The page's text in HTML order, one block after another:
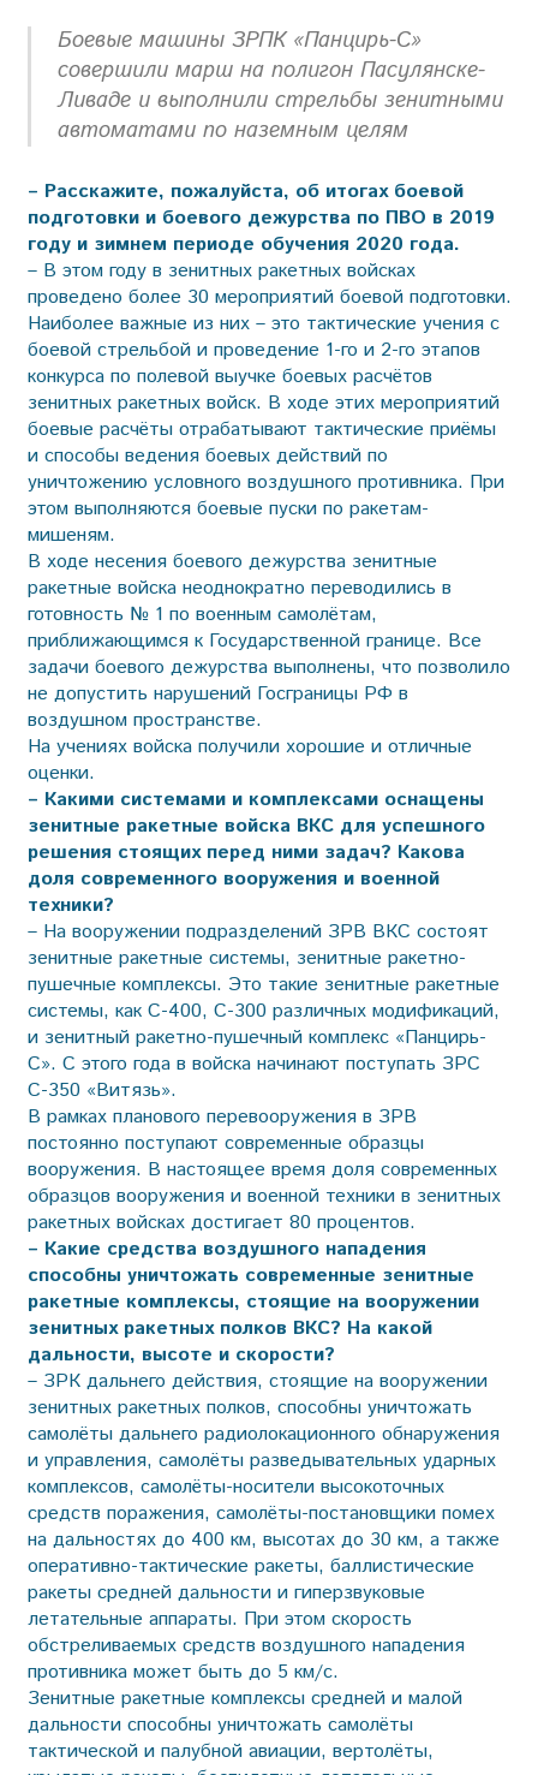
Боевые машины ЗРПК «Панцирь-С»
совершили марш на полигон Пасулянске-
Ливаде и выполнили стрельбы зенитными
автоматами по наземным целям
– Расскажите, пожалуйста, об итогах боевой
подготовки и боевого дежурства по ПВО в 2019
году и зимнем периоде обучения 2020 года.
– В этом году в зенитных ракетных войсках
проведено более 30 мероприятий боевой подготовки.
Наиболее важные из них – это тактические учения с
боевой стрельбой и проведение 1-го и 2-го этапов
конкурса по полевой выучке боевых расчётов
зенитных ракетных войск. В ходе этих мероприятий
боевые расчёты отрабатывают тактические приёмы
и способы ведения боевых действий по
уничтожению условного воздушного противника. При
этом выполняются боевые пуски по ракетам-
мишеням.
В ходе несения боевого дежурства зенитные
ракетные войска неоднократно переводились в
готовность № 1 по военным самолётам,
приближающимся к Государственной границе. Все
задачи боевого дежурства выполнены, что позволило
не допустить нарушений Госграницы РФ в
воздушном пространстве.
На учениях войска получили хорошие и отличные
оценки.
– Какими системами и комплексами оснащены
зенитные ракетные войска ВКС для успешного
решения стоящих перед ними задач? Какова
доля современного вооружения и военной
техники?
– На вооружении подразделений ЗРВ ВКС состоят
зенитные ракетные системы, зенитные ракетно-
пушечные комплексы. Это такие зенитные ракетные
системы, как С-400, С-300 различных модификаций,
и зенитный ракетно-пушечный комплекс «Панцирь-
С». С этого года в войска начинают поступать ЗРС
С-350 «Витязь».
В рамках планового перевооружения в ЗРВ
постоянно поступают современные образцы
вооружения. В настоящее время доля современных
образцов вооружения и военной техники в зенитных
ракетных войсках достигает 80 процентов.
– Какие средства воздушного нападения
способны уничтожать современные зенитные
ракетные комплексы, стоящие на вооружении
зенитных ракетных полков ВКС? На какой
дальности, высоте и скорости?
– ЗРК дальнего действия, стоящие на вооружении
зенитных ракетных полков, способны уничтожать
самолёты дальнего радиолокационного обнаружения
и управления, самолёты разведывательных ударных
комплексов, самолёты-носители высокоточных
средств поражения, самолёты-постановщики помех
на дальностях до 400 км, высотах до 30 км, а также
оперативно-тактические ракеты, баллистические
ракеты средней дальности и гиперзвуковые
летательные аппараты. При этом скорость
обстреливаемых средств воздушного нападения
противника может быть до 5 км/с.
Зенитные ракетные комплексы средней и малой
дальности способны уничтожать самолёты
тактической и палубной авиации, вертолёты,